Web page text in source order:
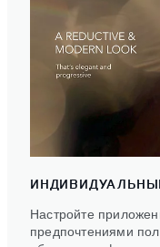
Настройте
предпочтениями